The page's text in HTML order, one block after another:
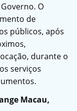
O
de
públicos, após
durante o
serviços
Macau,